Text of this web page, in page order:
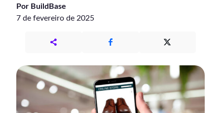
Por BuildBase
7 de fevereiro de 2025